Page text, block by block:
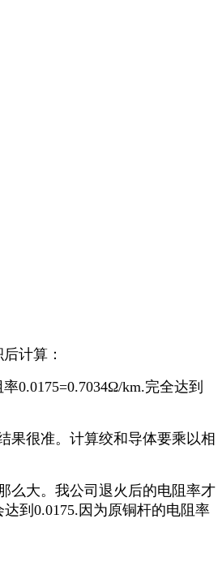
计算：
0.0175=0.7034Ω/km.完全达到
果很准。计算绞和导体要乘以相
么大。我公司退火后的电阻率才
到0.0175.因为原铜杆的电阻率